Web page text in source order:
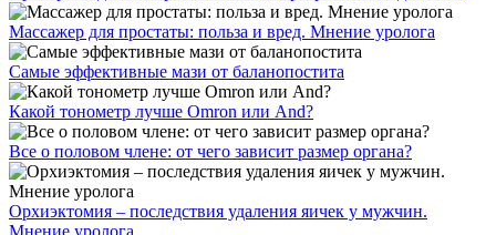
Массажер для простаты: польза и вред. Мнение уролога
Самые эффективные мази от баланопостита
Какой тонометр лучше Omron или And?
Все о половом члене: от чего зависит размер органа?
Орхиэктомия – последствия удаления яичек у мужчин.